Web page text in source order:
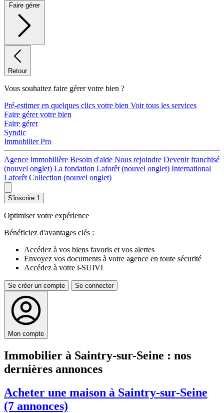
Faire gérer
Retour
Vous souhaitez faire gérer votre bien ?
Pré-estimer en quelques clics votre bien Voir tous les services
Faire gérer votre bien
Faire gérer
Syndic
Immobilier Pro
Agence immobilière Besoin d'aide Nous rejoindre Devenir franchisé
(nouvel onglet) La fondation Laforêt (nouvel onglet) International
Laforêt Collection (nouvel onglet)
S'inscrire 1
Optimiser votre expérience
Bénéficiez d'avantages clés :
Accédez à vos biens favoris et vos alertes
Envoyez vos documents à votre agence en toute sécurité
Accédez à votre i-SUIVI
Se créer un compte Se connecter
Mon compte
Immobilier à Saintry-sur-Seine : nos
dernières annonces
Acheter une maison à Saintry-sur-Seine
(7 annonces)